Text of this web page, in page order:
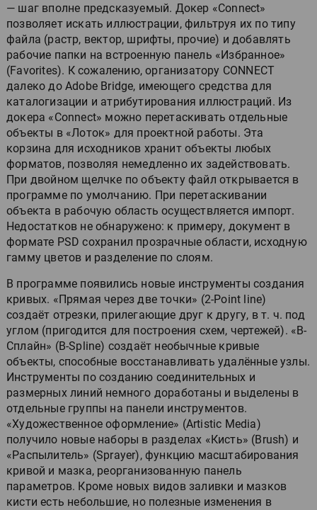
— шаг вполне предсказуемый. Докер «Connect»
позволяет искать иллюстрации, фильтруя их по типу
файла (растр, вектор, шрифты, прочие) и добавлять
рабочие папки на встроенную панель «Избранное»
(Favorites). К сожалению, организатору CONNECT
далеко до Adobe Bridge, имеющего средства для
каталогизации и атрибутирования иллюстраций. Из
докера «Connect» можно перетаскивать отдельные
объекты в «Лоток» для проектной работы. Эта
корзина для исходников хранит объекты любых
форматов, позволяя немедленно их задействовать.
При двойном щелчке по объекту файл открывается в
программе по умолчанию. При перетаскивании
объекта в рабочую область осуществляется импорт.
Недостатков не обнаружено: к примеру, документ в
формате PSD сохранил прозрачные области, исходную
гамму цветов и разделение по слоям.
В программе появились новые инструменты создания
кривых. «Прямая через две точки» (2-Point line)
создаёт отрезки, прилегающие друг к другу, в т. ч. под
углом (пригодится для построения схем, чертежей). «В-
Сплайн» (B-Spline) создаёт необычные кривые
объекты, способные восстанавливать удалённые узлы.
Инструменты по созданию соединительных и
размерных линий немного доработаны и выделены в
отдельные группы на панели инструментов.
«Художественное оформление» (Artistic Media)
получило новые наборы в разделах «Кисть» (Brush) и
«Распылитель» (Sprayer), функцию масштабирования
кривой и мазка, реорганизованную панель
параметров. Кроме новых видов заливки и мазков
кисти есть небольшие, но полезные изменения в